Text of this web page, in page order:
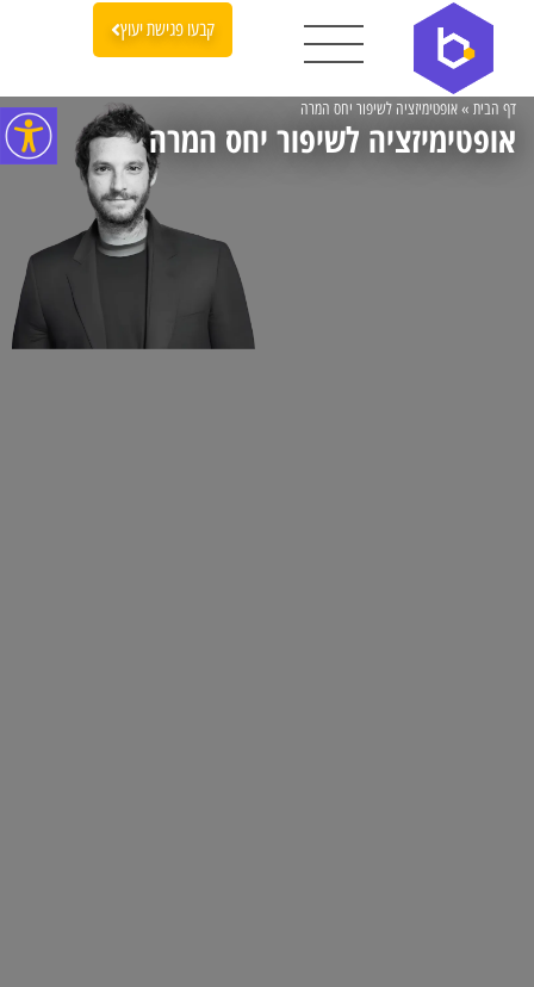
קבעו פגישת יעוץ
דף הבית »אופטימיזציה לשיפור יחס המרה
אופטימיזציה לשיפור יחס המרה